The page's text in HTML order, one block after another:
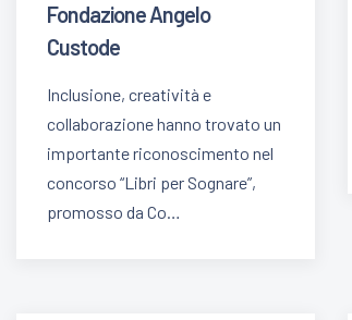
Fondazione Angelo
Custode
Inclusione, creatività e
collaborazione hanno trovato un
importante riconoscimento nel
concorso “Libri per Sognare”,
promosso da Co…